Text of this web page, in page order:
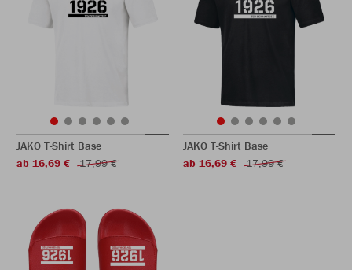
JAKO T-Shirt Base
ab 16,69 €
17,99 €
JAKO T-Shirt Base
ab 16,69 €
17,99 €